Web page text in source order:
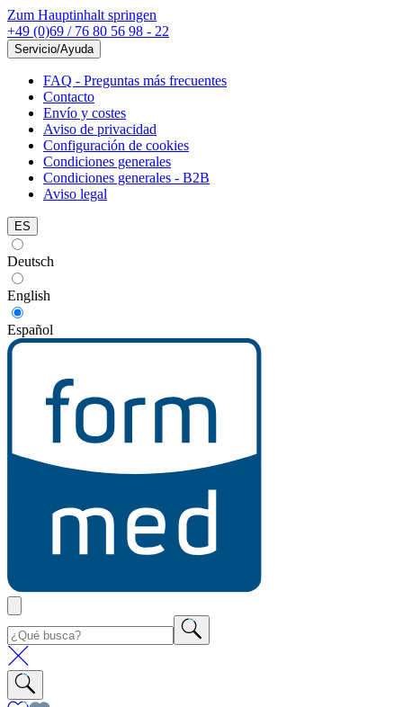
Zum Hauptinhalt springen
+49 (0)69 / 76 80 56 98 - 22
Servicio/Ayuda
FAQ - Preguntas más frecuentes
Contacto
Envío y costes
Aviso de privacidad
Configuración de cookies
Condiciones generales
Condiciones generales - B2B
Aviso legal
ES
Deutsch
English
Español